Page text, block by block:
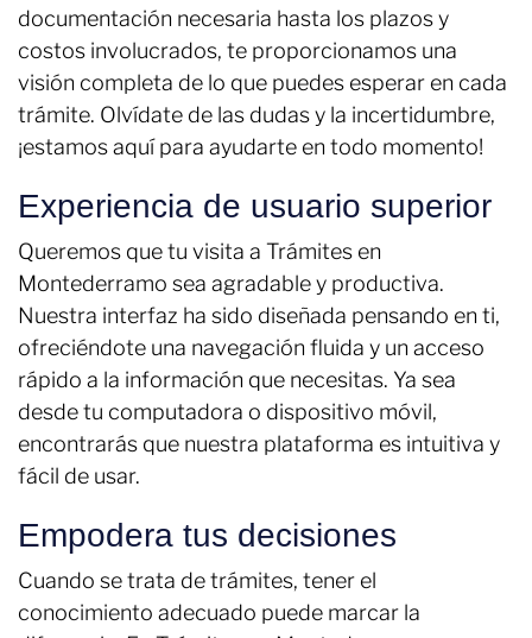
documentación necesaria hasta los plazos y
costos involucrados, te proporcionamos una
visión completa de lo que puedes esperar en cada
trámite. Olvídate de las dudas y la incertidumbre,
¡estamos aquí para ayudarte en todo momento!
Experiencia de usuario superior
Queremos que tu visita a Trámites en
Montederramo sea agradable y productiva.
Nuestra interfaz ha sido diseñada pensando en ti,
ofreciéndote una navegación fluida y un acceso
rápido a la información que necesitas. Ya sea
desde tu computadora o dispositivo móvil,
encontrarás que nuestra plataforma es intuitiva y
fácil de usar.
Empodera tus decisiones
Cuando se trata de trámites, tener el
conocimiento adecuado puede marcar la